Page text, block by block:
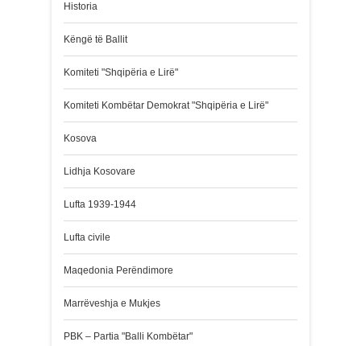
Historia
Këngë të Ballit
Komiteti "Shqipëria e Lirë"
Komiteti Kombëtar Demokrat "Shqipëria e Lirë"
Kosova
Lidhja Kosovare
Lufta 1939-1944
Lufta civile
Maqedonia Perëndimore
Marrëveshja e Mukjes
PBK – Partia "Balli Kombëtar"